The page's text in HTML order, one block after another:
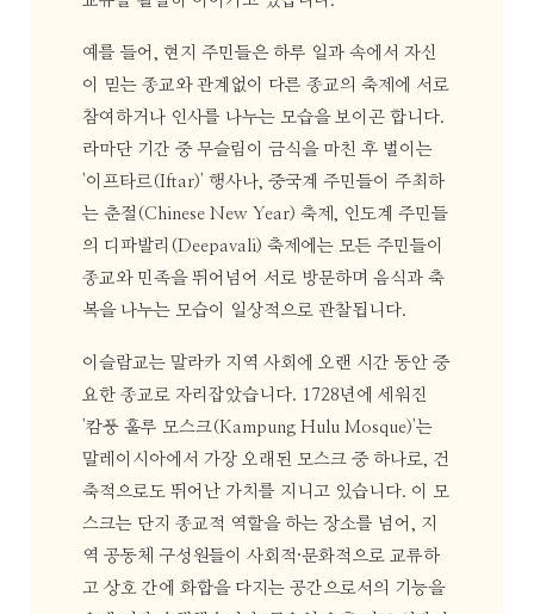
예를 들어, 현지 주민들은 하루 일과 속에서 자신
이 믿는 종교와 관계없이 다른 종교의 축제에 서로
참여하거나 인사를 나누는 모습을 보이곤 합니다.
라마단 기간 중 무슬림이 금식을 마친 후 벌이는
'이프타르(Iftar)' 행사나, 중국계 주민들이 주최하
는 춘절(Chinese New Year) 축제, 인도계 주민들
의 디파발리(Deepavali) 축제에는 모든 주민들이
종교와 민족을 뛰어넘어 서로 방문하며 음식과 축
복을 나누는 모습이 일상적으로 관찰됩니다.
이슬람교는 말라카 지역 사회에 오랜 시간 동안 중
요한 종교로 자리잡았습니다. 1728년에 세워진
'캄풍 훌루 모스크(Kampung Hulu Mosque)'는
말레이시아에서 가장 오래된 모스크 중 하나로, 건
축적으로도 뛰어난 가치를 지니고 있습니다. 이 모
스크는 단지 종교적 역할을 하는 장소를 넘어, 지
역 공동체 구성원들이 사회적·문화적으로 교류하
고 상호 간에 화합을 다지는 공간으로서의 기능을